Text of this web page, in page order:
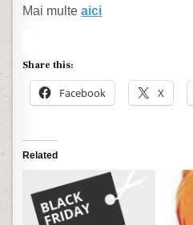
Mai multeaici
Share this:
Facebook X
Related